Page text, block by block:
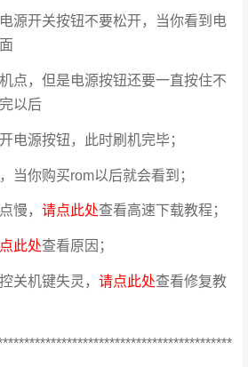
源开关按钮不要松开，当你看到电
点，但是电源按钮还要一直按住不
以后
电源按钮，此时刷机完毕；
当你购买rom以后就会看到；
慢， 请点此处查看高速下载教程；
点此处查看原因；
关机键失灵， 请点此处查看修复教